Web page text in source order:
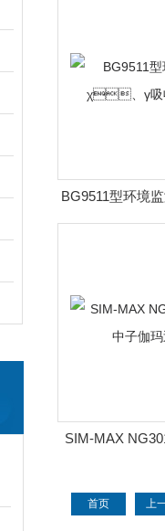
BG9511型环
γ吸收剂
SIM-MAX
首页 上